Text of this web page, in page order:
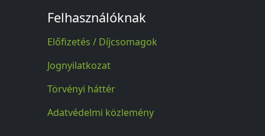
Felhasználóknak
Előfizetés / Díjcsomagok
Jognyilatkozat
Törvényi háttér
Adatvédelmi közlemény